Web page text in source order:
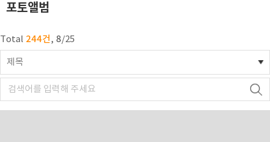
포토앨범
Total 244건, 8/25
제목